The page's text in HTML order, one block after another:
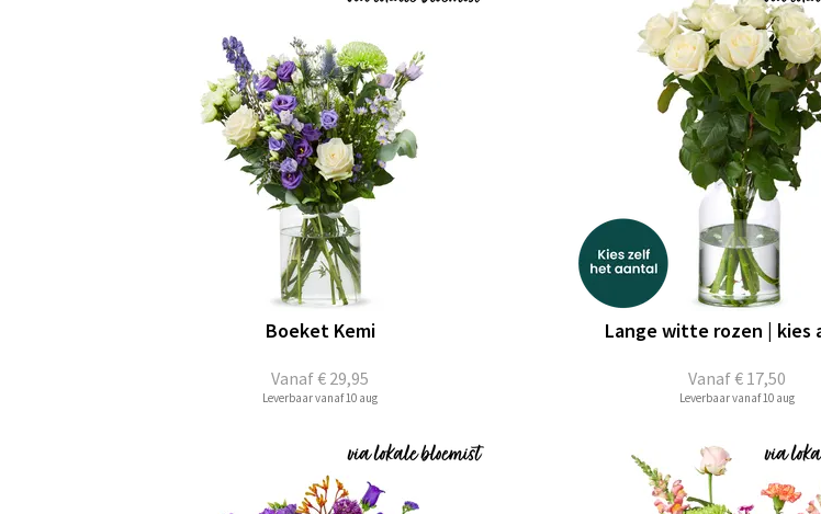
Vanaf€ 29,95
Boeket Kemi
Leverbaar vanaf 10 aug
Vanaf€ 17,50
Lange witte rozen | kies
Leverbaar vanaf 10 aug